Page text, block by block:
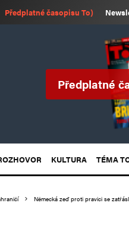
Předplatné časopisu To)
Předplatné
KULTURA TÉMA
Německá zeď proti pravici se